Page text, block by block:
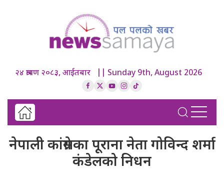
२४ श्रावण २०८३, आईतबार || Sunday 9th, August 2026
नेपाली कांग्रेसका पूराना नेता गोविन्द शर्मा
कंडेलको निधन